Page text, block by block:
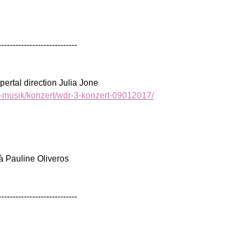
direction Julia Jone
konzert/wdr-3-konzert-09012017/
Pauline Oliveros